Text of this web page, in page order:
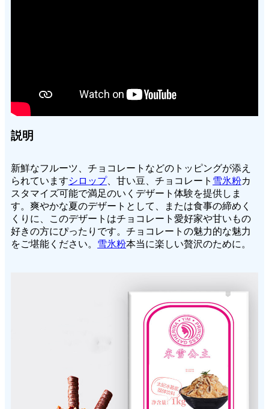
説明
新鮮なフルーツ、チョコレートなどのトッピングが添え
られていますシロップ、甘い豆、チョコレート 雪氷粉カ
スタマイズ可能で満足のいくデザート体験を提供しま
す。爽やかな夏のデザートとして、または食事の締めく
くりに、このデザートはチョコレート愛好家や甘いもの
好きの方にぴったりです。チョコレートの魅力的な魅力
をご堪能ください。 雪氷粉本当に楽しい贅沢のために。